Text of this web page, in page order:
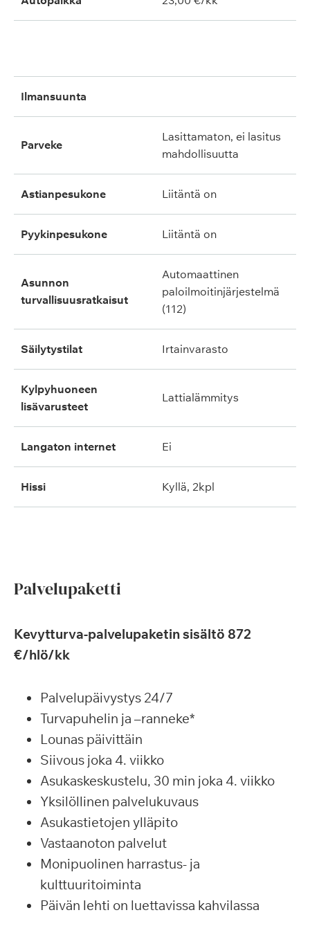
ilmansuunta
parveke
lasittamaton, ei lasitus
mahdollisuutta
astianpesukone liitäntä on
pyykinpesukone liitäntä on
asunnon
turvallisuusratkaisut
automaattinen
paloilmoitinjärjestelmä
(112)
säilytystilat irtainvarasto
kylpyhuoneen
lisävarusteet
lattialämmitys
langaton internet ei
hissi kyllä, 2kpl
Palvelupaketti
Kevytturva-palvelupaketin sisältö 872
€/hlö/kk
Palvelupäivystys 24/7
Turvapuhelin ja –ranneke*
Lounas päivittäin
Siivous joka 4. viikko
Asukaskeskustelu, 30 min joka 4. viikko
Yksilöllinen palvelukuvaus
Asukastietojen ylläpito
Vastaanoton palvelut
Monipuolinen harrastus- ja
kulttuuritoiminta
Päivän lehti on luettavissa kahvilassa